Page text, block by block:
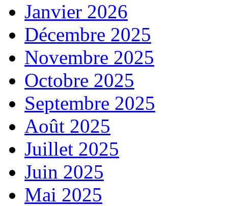
Janvier 2026
Décembre 2025
Novembre 2025
Octobre 2025
Septembre 2025
Août 2025
Juillet 2025
Juin 2025
Mai 2025